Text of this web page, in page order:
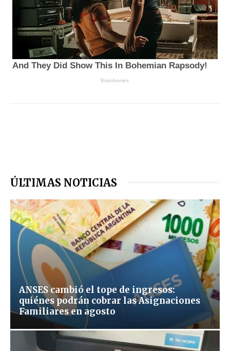
ÚLTIMAS NOTICIAS
ANSES cambió el tope de ingresos:
quiénes podrán cobrar las Asignaciones
Familiares en agosto